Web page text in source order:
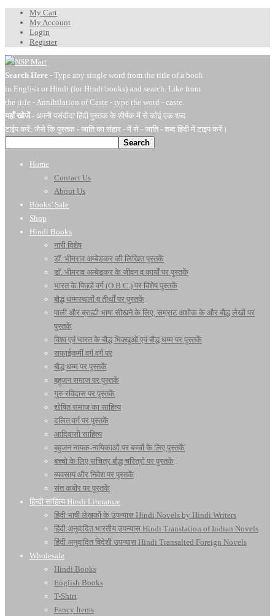
My Cart
My Account
Login
Register
Search Here - Type any single word from the title of a book
in English or Hindi (for Hindi books) and search. Like from
the title - Annihilation of Caste - type the word - caste.
यहाँ खोजें- अपनी पसंदीदा हिंदी पुस्तक के शीर्षक में से कोई एक शब्द
टाईप करें: जैसे कि पुस्तक - जाति का संहार - में से - जाति - शब्द हिंदी में टाइप करें।
Search
Home
Contact Us
About Us
Books’ Sale
Shop
Hindi Books
नारी विशेष
डॉ. भीमराव अम्बेडकर की लिखित पुस्तकें
डॉ. भीमराव अम्बेडकर के जीवन व कार्यों पर पुस्तकें
भारत के पिछड़े वर्ग (O.B.C.) पर विशेष पुस्तकें
बौद्ध धम्मस्थलों व तीर्थों पर पुस्तकें
पाली और ब्राह्मी भाषा सीखने के लिए, सम्राट अशोक के और बौद्ध लेखों पर
पुस्तकें
विश्व एवं भारत के बौद्ध भिक्खुओं एवं बौद्ध धम्म पर पुस्तकें
सफाईकर्मी वर्ग वर्ग पर
बौद्ध धम्म पर पुस्तकें
बहुजन समाज पर पुस्तकें
गुरु रविदास पर पुस्तकें
शोषित समाज का साहित्य
दलित वर्ग पर पुस्तकें
आदिवासी साहित्य
बहुजन नायक-नायिकाओं पर बच्चों के लिए पुस्तकें
बच्चो के लिए सचित्र बौद्ध चरित्रों पर पुस्तकें
व्यवसाय और निवेश पर पुस्तकें
संत कबीर पर पुस्तकें
हिन्दी साहित्य Hindi Literature
हिंदी भाषी लेखकों के उपन्यास Hindi Novels by Hindi Writers
हिंदी अनुवादित भारतीय उपन्यास Hindi Translation of Indian Novels
हिंदी अनुवादित विदेशी उपन्यास Hindi Transalted Foreign Novels
Wholesale
Hindi Books
English Books
T-Shirt
Fancy Items